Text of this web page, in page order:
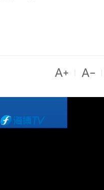
 